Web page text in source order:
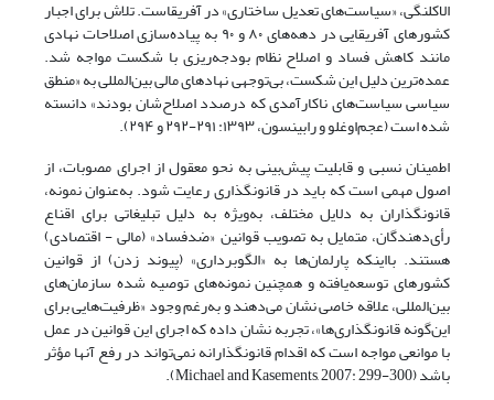
الاکلنگی،‌ «سیاست‌های تعدیل ساختاری» در آفریقاست. تلاش برای اجبار
کشورهای آفریقایی در دهه‌های ۸۰ و ۹۰ به پیاده‌سازی اصلاحات نهادی
مانند کاهش فساد و اصلاح نظام بودجه‌ریزی‌ با شکست مواجه شد.
عمده‌ترین دلیل این شکست، بی‌توجهی نهادهای مالی بین‌المللی‌ به «منطق
سیاسی سیاست‌های ناکارآمدی که در‌صدد اصلاح‌شان بودند» دانسته
شده است (عجم‌اوغلو و رابینسون، ۱۳۹۳: ۲۹۱-۲۹۲ و ۲۹۴).
اطمینان نسبی و قابلیت پیش‌بینی به نحو معقول از اجرای مصوبات، از
اصول مهمی است که باید در قانونگذاری رعایت شود. به‌عنوان نمونه،
قانونگذاران به ‌دلایل مختلف، به‌ویژه به دلیل تبلیغاتی برای اقناع
رأی‌دهندگان، متمایل به تصویب قوانین «ضدفساد» (مالی - اقتصادی)
هستند. بااینکه پارلمان‌ها به «الگوبرداری» (پیوند زدن) از قوانین
کشورهای توسعه‌یافته و همچنین نمونه‌های توصیه‌ شده سازمان‌های
بین‌المللی، علاقه خاصی نشان می‌دهند و به‌رغم وجود «ظرفیت‌هایی برای
این‌گونه قانونگذاری‌ها»، تجربه نشان داده که اجرای این قوانین در عمل
با موانعی مواجه است که اقدام قانونگذارانه نمی‌تواند در رفع آنها مؤثر
باشد (Michael and Kasements, 2007: 299-300).